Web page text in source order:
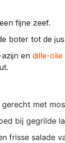
fijne zeef.
boter tot de
en dille-olie
met
bij gegrilde
frisse salade